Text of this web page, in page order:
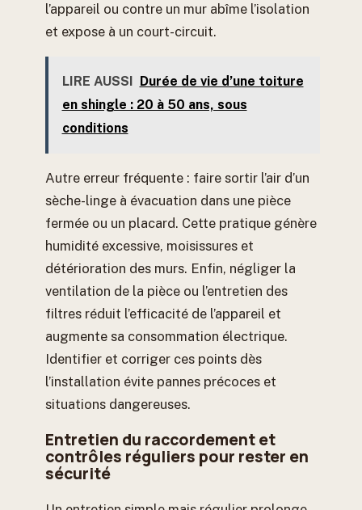
l’appareil ou contre un mur abîme l’isolation
et expose à un court-circuit.
LIRE AUSSI Durée de vie d’une toiture
en shingle : 20 à 50 ans, sous
conditions
Autre erreur fréquente : faire sortir l’air d’un
sèche-linge à évacuation dans une pièce
fermée ou un placard. Cette pratique génère
humidité excessive, moisissures et
détérioration des murs. Enfin, négliger la
ventilation de la pièce ou l’entretien des
filtres réduit l’efficacité de l’appareil et
augmente sa consommation électrique.
Identifier et corriger ces points dès
l’installation évite pannes précoces et
situations dangereuses.
Entretien du raccordement et
contrôles réguliers pour rester en
sécurité